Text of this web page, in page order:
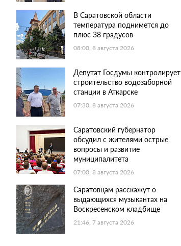
В Саратовской области
температура поднимется до
плюс 38 градусов
08:00, 8 августа 2026
Депутат Госдумы контролирует
строительство водозаборной
станции в Аткарске
07:30, 8 августа 2026
Саратовский губернатор
обсудил с жителями острые
вопросы и развитие
муниципалитета
07:00, 8 августа 2026
Саратовцам расскажут о
выдающихся музыкантах на
Воскресенском кладбище
21:46, 7 августа 2026